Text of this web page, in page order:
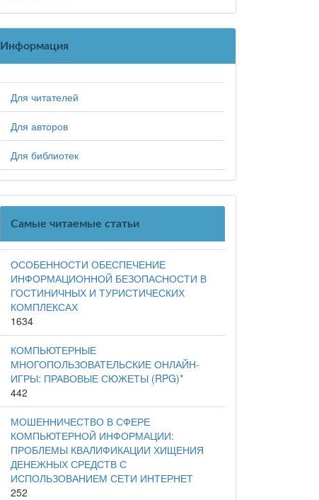
Информация
Для читателей
Для авторов
Для библиотек
Самые читаемые статьи
ОСОБЕННОСТИ ОБЕСПЕЧЕНИЕ
ИНФОРМАЦИОННОЙ БЕЗОПАСНОСТИ В
ГОСТИНИЧНЫХ И ТУРИСТИЧЕСКИХ
КОМПЛЕКСАХ
1634
КОМПЬЮТЕРНЫЕ
МНОГОПОЛЬЗОВАТЕЛЬСКИЕ ОНЛАЙН-
ИГРЫ: ПРАВОВЫЕ СЮЖЕТЫ (RPG)*
442
МОШЕННИЧЕСТВО В СФЕРЕ
КОМПЬЮТЕРНОЙ ИНФОРМАЦИИ:
ПРОБЛЕМЫ КВАЛИФИКАЦИИ ХИЩЕНИЯ
ДЕНЕЖНЫХ СРЕДСТВ С
ИСПОЛЬЗОВАНИЕМ СЕТИ ИНТЕРНЕТ
252